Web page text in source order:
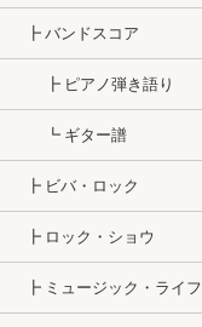
┣ バンドスコア
┣ ピアノ弾き語り
┗ ギター譜
┣ ビバ・ロック
┣ ロック・ショウ
┣ ミュージック・ライフ